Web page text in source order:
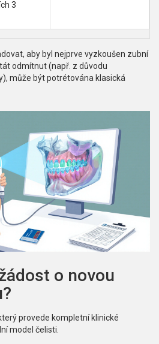
3
aby byl nejprve vyzkoušen zubní
odmítnut (např. z důvodu
může být potrétována klasická
o novou
provede kompletní klinické
model čelisti.